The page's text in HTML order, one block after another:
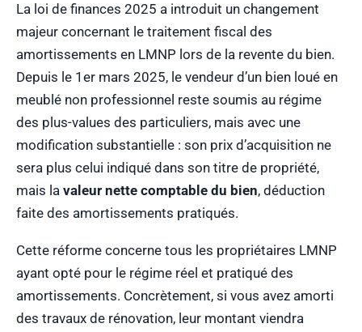
La loi de finances 2025 a introduit un changement
majeur concernant le traitement fiscal des
amortissements en LMNP lors de la revente du bien.
Depuis le 1er mars 2025, le vendeur d’un bien loué en
meublé non professionnel reste soumis au régime
des plus-values des particuliers, mais avec une
modification substantielle : son prix d’acquisition ne
sera plus celui indiqué dans son titre de propriété,
mais la valeur nette comptable du bien, déduction
faite des amortissements pratiqués.
Cette réforme concerne tous les propriétaires LMNP
ayant opté pour le régime réel et pratiqué des
amortissements. Concrètement, si vous avez amorti
des travaux de rénovation, leur montant viendra